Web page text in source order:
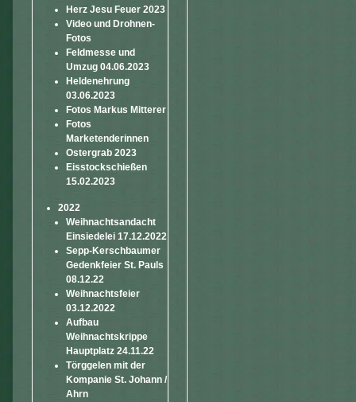
Herz Jesu Feuer 2023
Video und Drohnen-
Fotos
Feldmesse und
Umzug 04.06.2023
Heldenehrung
03.06.2023
Fotos Markus Mitterer
Fotos
Marketenderinnen
Ostergrab 2023
Eisstockschießen
15.02.2023
2022
Weihnachtsandacht
Einsiedelei 17.12.2022
Sepp-Kerschbaumer
Gedenkfeier St. Pauls
08.12.22
Weihnachtsfeier
03.12.2022
Aufbau
Weihnachtskrippe
Hauptplatz 24.11.22
Törggelen mit der
Kompanie St. Johann /
Ahrn